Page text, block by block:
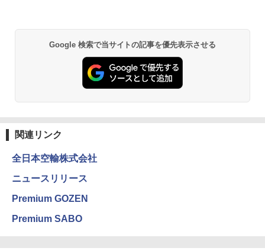
GRANDOOR ステンレス保冷剤 2個セット 2
026リニューアル 急速冷凍 空間倍増 衛生的
コンパクト 保冷力長持ち
￥2,980
秒）射程5～10m 安全ロック搭載 携帯収納袋
付き ヒグマ・イノシシ対策 自治体・教育機
Google 検索で当サイトの記事を優先表示させる
関連リンク
全日本空輸株式会社
ニュースリリース
Premium GOZEN
Premium SABO